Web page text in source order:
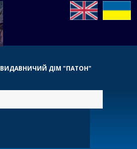
ВИДАВНИЧИЙ ДІМ "ПАТОН"